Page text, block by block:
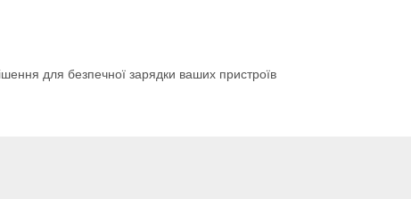
для безпечної зарядки ваших пристроїв